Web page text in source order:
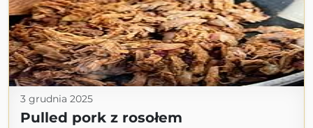
3 grudnia 2025
Pulled pork z rosołem